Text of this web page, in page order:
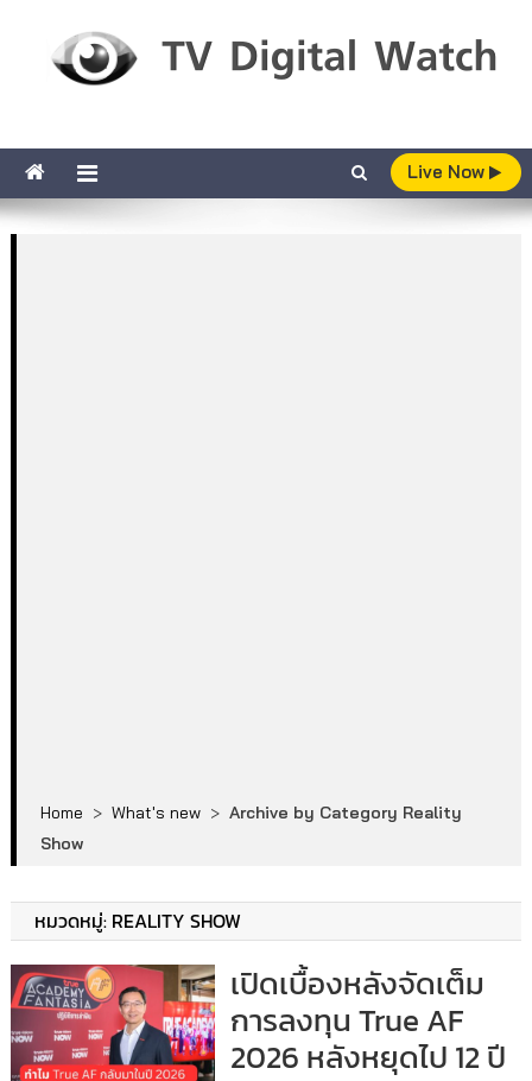
Live Now
Home > What's new > Archive by Category Reality
Show
หมวดหมู่: REALITY SHOW
เปิดเบื้องหลังจัดเต็ม
การลงทุน True AF
2026 หลังหยุดไป 12 ปี